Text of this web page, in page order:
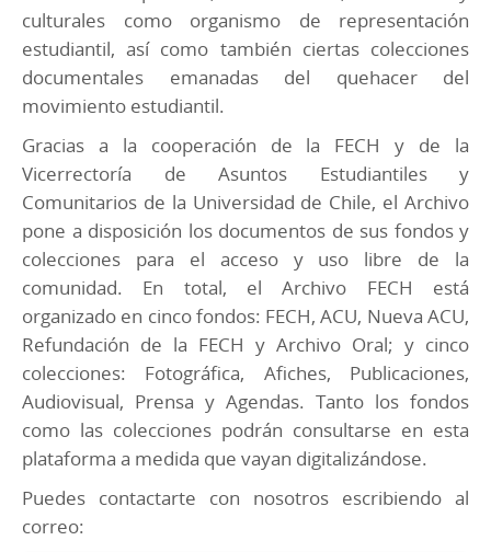
culturales como organismo de representación
estudiantil, así como también ciertas colecciones
documentales emanadas del quehacer del
movimiento estudiantil.
Gracias a la cooperación de la FECH y de la
Vicerrectoría de Asuntos Estudiantiles y
Comunitarios de la Universidad de Chile, el Archivo
pone a disposición los documentos de sus fondos y
colecciones para el acceso y uso libre de la
comunidad. En total, el Archivo FECH está
organizado en cinco fondos: FECH, ACU, Nueva ACU,
Refundación de la FECH y Archivo Oral; y cinco
colecciones: Fotográfica, Afiches, Publicaciones,
Audiovisual, Prensa y Agendas. Tanto los fondos
como las colecciones podrán consultarse en esta
plataforma a medida que vayan digitalizándose.
Puedes contactarte con nosotros escribiendo al
correo: